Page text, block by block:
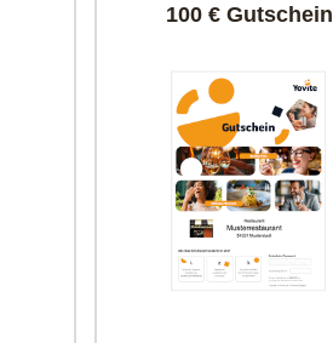
100 € Gutschein